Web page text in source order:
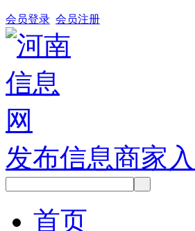
会员登录 会员注册
发布信息商家
首页